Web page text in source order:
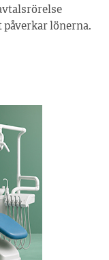
lönerna.